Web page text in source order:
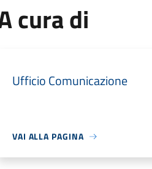
cura di
Ufficio Comunicazione
VAI ALLA PAGINA